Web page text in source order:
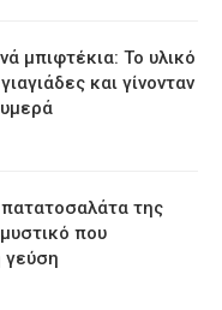
μπιφτέκια: Το υλικό
και γίνονταν
της
που
γεύση